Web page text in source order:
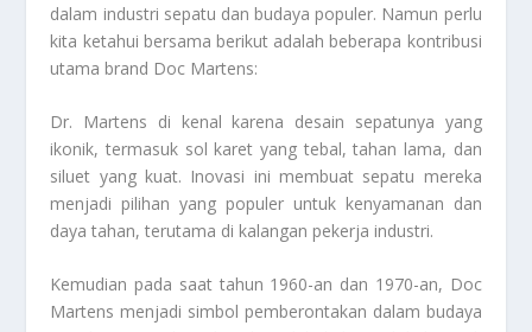
dalam industri sepatu dan budaya populer. Namun perlu
kita ketahui bersama berikut adalah beberapa kontribusi
utama brand Doc Martens:
Dr. Martens di kenal karena desain sepatunya yang
ikonik, termasuk sol karet yang tebal, tahan lama, dan
siluet yang kuat. Inovasi ini membuat sepatu mereka
menjadi pilihan yang populer untuk kenyamanan dan
daya tahan, terutama di kalangan pekerja industri.
Kemudian pada saat tahun 1960-an dan 1970-an, Doc
Martens menjadi simbol pemberontakan dalam budaya